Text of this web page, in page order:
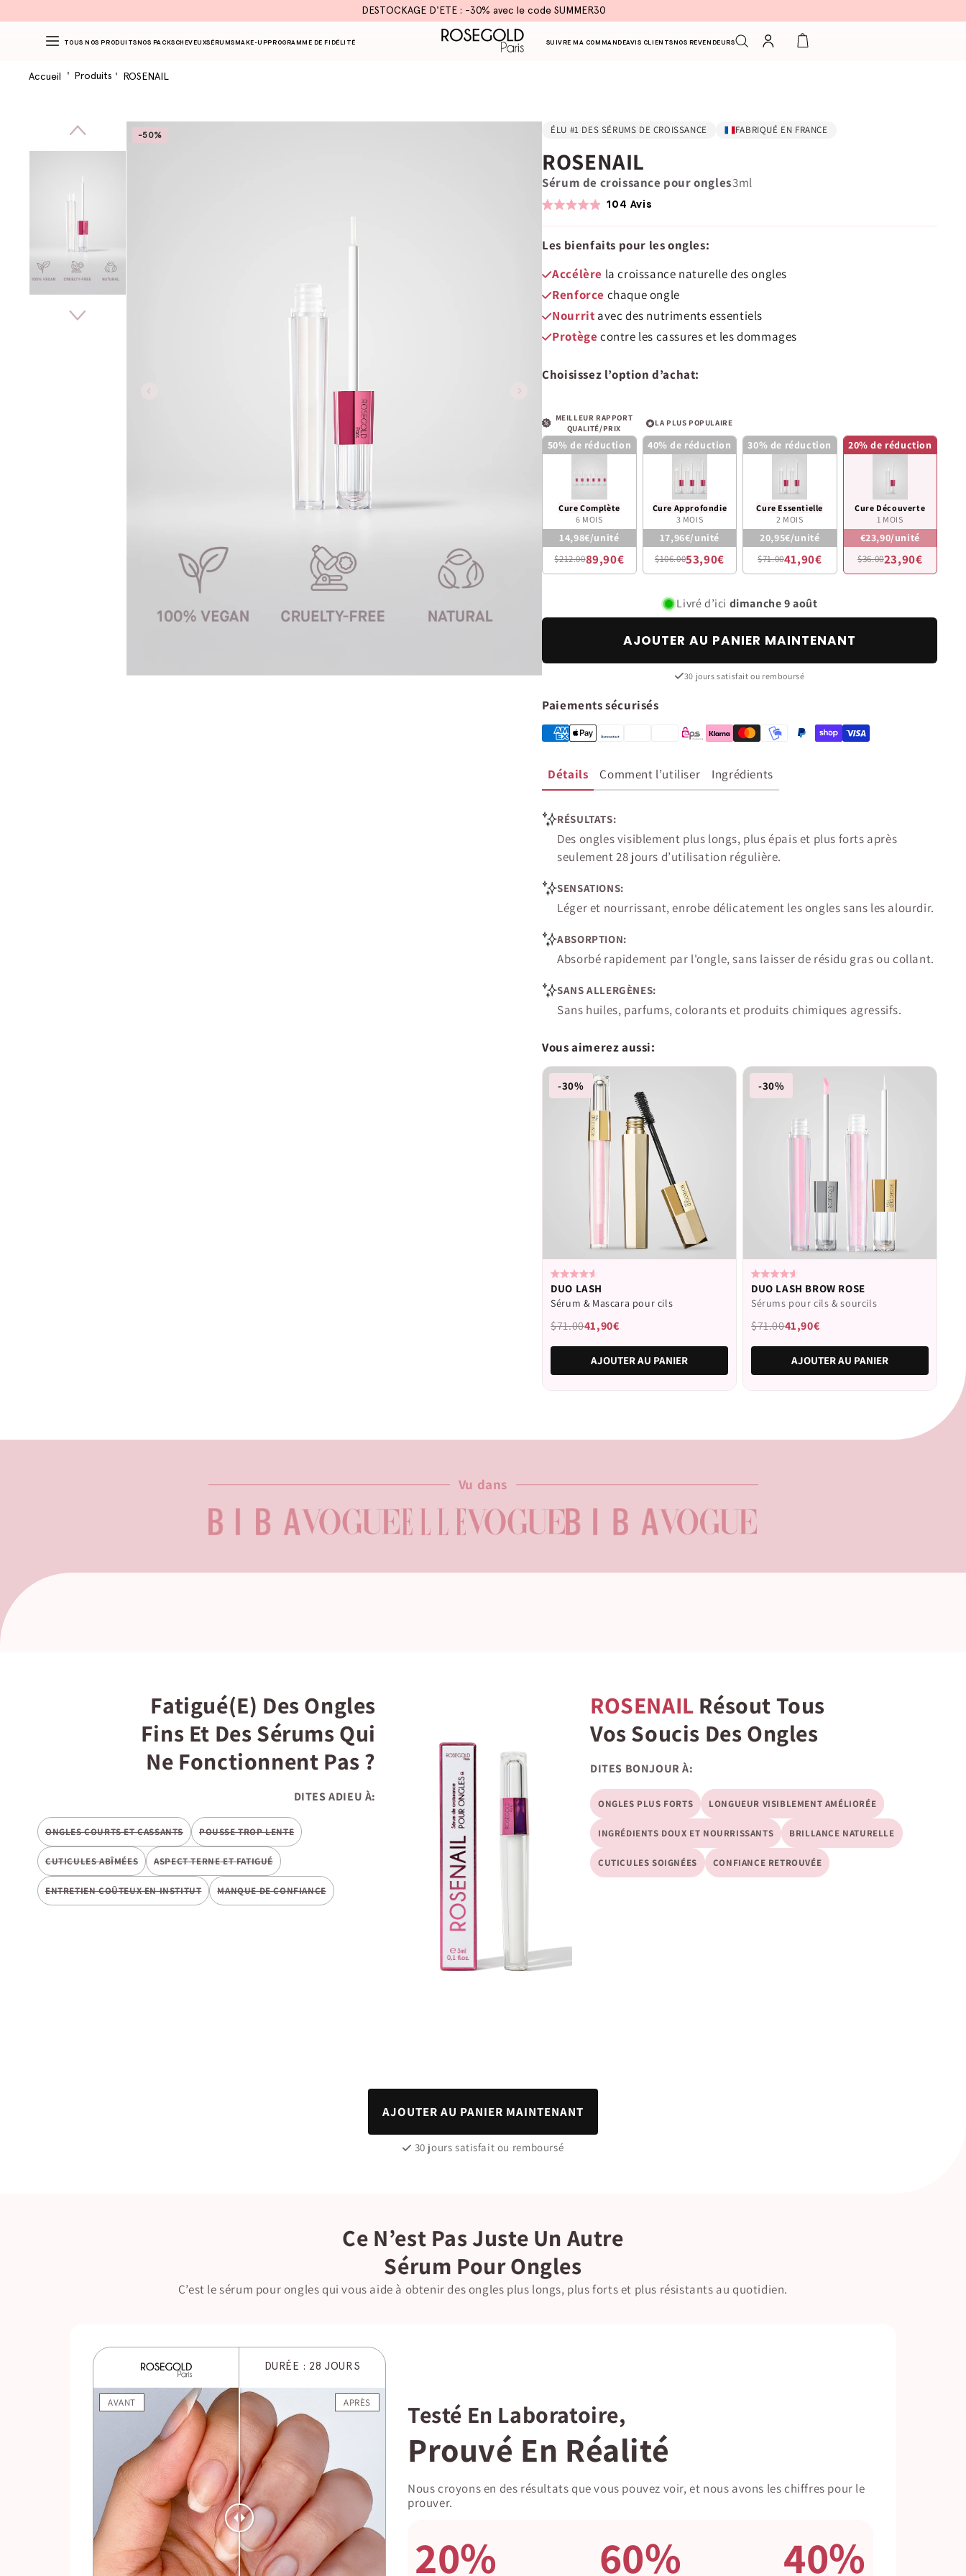
DESTOCKAGE D'ETE : -30% avec le code SUMMER30
TOUS NOS PRODUITSNOS PACKSCHEVEUXSÉRUMSMAKE-UPPROGRAMME DE FIDÉLITÉ SUIVRE MA COMMANDEAVIS CLIENTSNOS REVENDEURS Connexion Panier
Accueil Produits ROSENAIL
-50% ÉLU #1 DES SÉRUMS DE CROISSANCE FABRIQUÉ EN FRANCE
ROSENAIL
Sérum de croissance pour ongles3ml
4.9
5
104 Avis
Les bienfaits pour les ongles:
Accélère la croissance naturelle des ongles
Renforce chaque ongle
Nourrit avec des nutriments essentiels
Protège contre les cassures et les dommages
Choisissez l’option d’achat:
MEILLEUR RAPPORT
QUALITÉ/PRIX
50% de réduction
Cure Complète
6 MOIS
14,98€/unité
$212.0089,90€
LA PLUS POPULAIRE
40% de réduction
Cure Approfondie
3 MOIS
17,96€/unité
$106.0053,90€
30% de réduction
Cure Essentielle
2 MOIS
20,95€/unité
$71.0041,90€
20% de réduction
Cure Découverte
1 MOIS
€23,90/unité
$36.0023,90€
Livré d’ici dimanche 9 août
AJOUTER AU PANIER MAINTENANT
30 jours satisfait ou remboursé
Paiements sécurisés
Détails Comment l’utiliser Ingrédients
RÉSULTATS:
Des ongles visiblement plus longs, plus épais et plus forts après
seulement 28 jours d’utilisation régulière.
SENSATIONS:
Léger et nourrissant, enrobe délicatement les ongles sans les alourdir.
ABSORPTION:
Absorbé rapidement par l'ongle, sans laisser de résidu gras ou collant.
SANS ALLERGÈNES:
Sans huiles, parfums, colorants et produits chimiques agressifs.
Vous aimerez aussi:
-30%
Noté
4.6
sur
étoiles
DUO LASH
Sérum & Mascara pour cils
$71.0041,90€
AJOUTER AU PANIER
-30%
Noté
4.6
sur
étoiles
DUO LASH BROW ROSE
Sérums pour cils & sourcils
$71.0041,90€
AJOUTER AU PANIER
Vu dans
Fatigué(e) Des Ongles
Fins Et Des Sérums Qui
Ne Fonctionnent Pas ?
DITES ADIEU À:
ONGLES COURTS ET CASSANTS POUSSE TROP LENTE
CUTICULES ABÎMÉES ASPECT TERNE ET FATIGUÉ
ENTRETIEN COÛTEUX EN INSTITUT MANQUE DE CONFIANCE
ROSENAIL Résout Tous
Vos Soucis Des Ongles
DITES BONJOUR À:
ONGLES PLUS FORTS LONGUEUR VISIBLEMENT AMÉLIORÉE
INGRÉDIENTS DOUX ET NOURRISSANTS BRILLANCE NATURELLE
CUTICULES SOIGNÉES CONFIANCE RETROUVÉE
AJOUTER AU PANIER MAINTENANT
30 jours satisfait ou remboursé
Ce N’est Pas Juste Un Autre
Sérum Pour Ongles
C’est le sérum pour ongles qui vous aide à obtenir des ongles plus longs, plus forts et plus résistants au quotidien.
DURÉE : 28 JOURS
APRÈS
AVANT Testé En Laboratoire,
Prouvé En Réalité
Nous croyons en des résultats que vous pouvez voir, et nous avons les chiffres pour le
prouver.
20% 60% 40%